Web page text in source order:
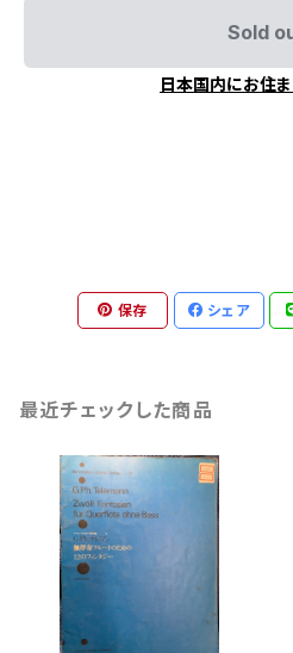
Sold
日本国内にお住
保存 シェア
最近チェックした商品